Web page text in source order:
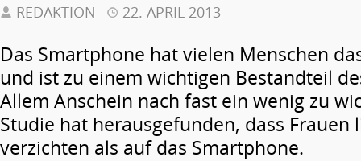
REDAKTION 22. APRIL 2013
Das Smartphone hat vielen Menschen
und ist zu einem wichtigen Bestandteil
Allem Anschein nach fast ein wenig zu
Studie hat herausgefunden, dass Frauen
verzichten als auf das Smartphone.